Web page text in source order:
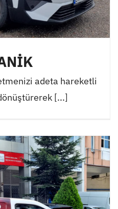
adeta hareketli
[...]